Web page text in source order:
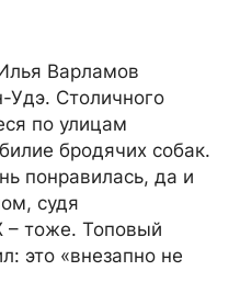
Варламов
Удэ. Столичного
по улицам
бродячих собак.
понравилась, да и
судя
тоже. Топовый
это «внезапно не